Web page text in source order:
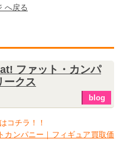
へ戻る
ファット・カンパ
ークス
blog
コチラ！！
カンパニー｜フィギュア買取価